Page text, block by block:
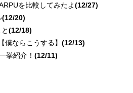
を比較してみたよ(12/27)
(12/20)
(12/18)
ならこうする】 (12/13)
挙紹介！ (12/11)